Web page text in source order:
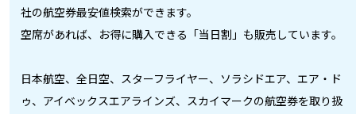
社の航空券最安値検索ができます。
空席があれば、お得に購入できる「当日割」も販売しています。
日本航空、全日空、スターフライヤー、ソラシドエア、エア・ド
ゥ、アイベックスエアラインズ、スカイマークの航空券を取り扱